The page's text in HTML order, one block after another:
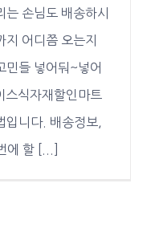
손님도 배송하시
지 어디쯤 오는지
민들 넣어둬~넣어
스식자재할인마트
니다. 배송정보,
에 할 [...]